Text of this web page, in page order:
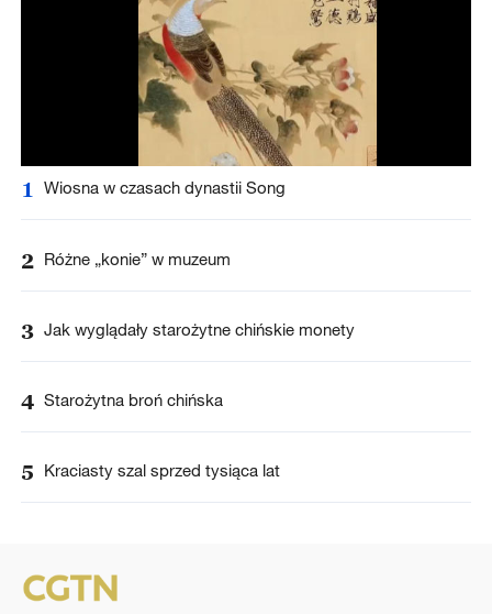
1 Wiosna w czasach dynastii Song
2 Różne „konie” w muzeum
3 Jak wyglądały starożytne chińskie monety
4 Starożytna broń chińska
5 Kraciasty szal sprzed tysiąca lat